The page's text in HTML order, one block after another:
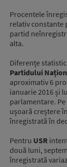
Procentele
relativ constante
partid
alta.
Diferențe
Partidului
aproximativ 6
ianuarie 2016 și
parlamentare.
ușoară creștere
înregistrată în
Pentru USR
două luni,
înregistrată